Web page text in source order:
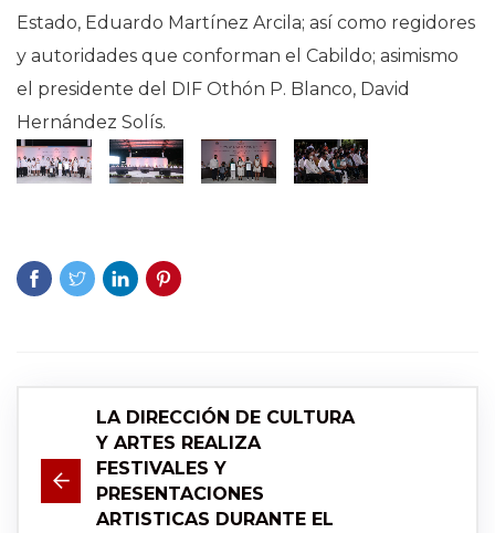
Estado, Eduardo Martínez Arcila; así como regidores
y autoridades que conforman el Cabildo; asimismo
el presidente del DIF Othón P. Blanco, David
Hernández Solís.
LA DIRECCIÓN DE CULTURA
Y ARTES REALIZA
FESTIVALES Y
PRESENTACIONES
ARTISTICAS DURANTE EL